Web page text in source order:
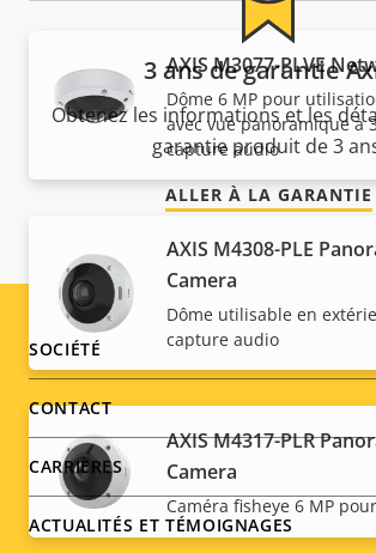
AXIS M3077-PLVE
Dôme 6 MP pour
avec vue panoramique à
capture audio
AXIS M4308-PLE
Camera
Dôme utilisable en
capture audio
AXIS M4317-PLR
Camera
Caméra fisheye 6 MP
3 ans de garantie
Obtenez les informations et les
garantie produit de 3
ALLER À LA GARANTIE
Footer
menu
SOCIÉTÉ
CONTACT
CARRIÈRES
ACTUALITÉS ET TÉMOIGNAGES